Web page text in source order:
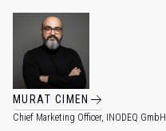
MURAT CIMEN
Chief Marketing Officer, INODEQ GmbH